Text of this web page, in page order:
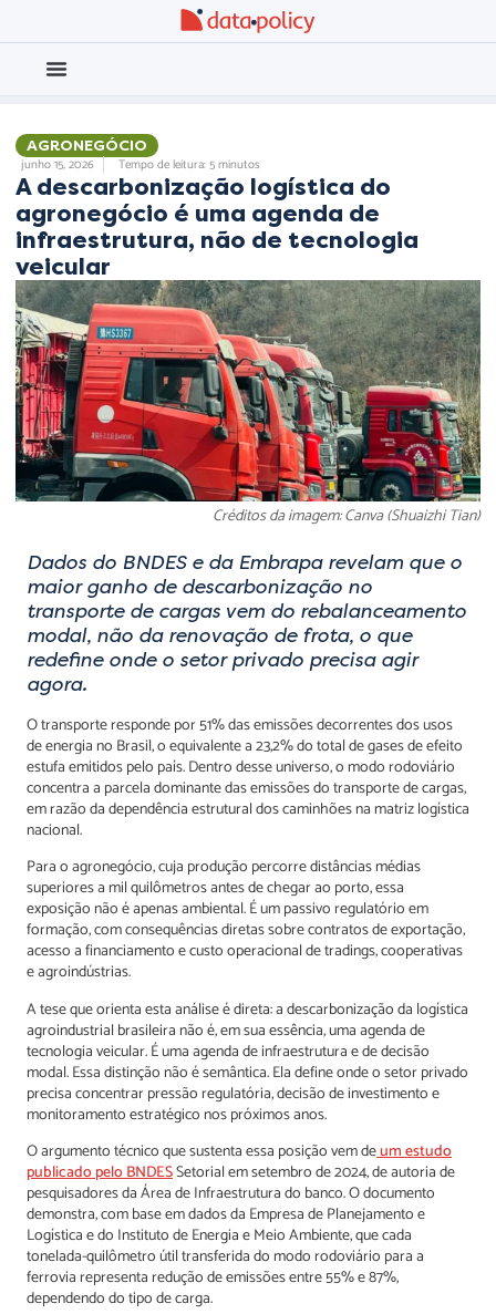
AGRONEGÓCIO
junho 15, 2026 Tempo de leitura: 5 minutos
A descarbonização logística do
agronegócio é uma agenda de
infraestrutura, não de tecnologia
veicular
Créditos da imagem: Canva (Shuaizhi Tian)
Dados do BNDES e da Embrapa revelam que o
maior ganho de descarbonização no
transporte de cargas vem do rebalanceamento
modal, não da renovação de frota, o que
redefine onde o setor privado precisa agir
agora.
O transporte responde por 51% das emissões decorrentes dos usos
de energia no Brasil, o equivalente a 23,2% do total de gases de efeito
estufa emitidos pelo país. Dentro desse universo, o modo rodoviário
concentra a parcela dominante das emissões do transporte de cargas,
em razão da dependência estrutural dos caminhões na matriz logística
nacional.
Para o agronegócio, cuja produção percorre distâncias médias
superiores a mil quilômetros antes de chegar ao porto, essa
exposição não é apenas ambiental. É um passivo regulatório em
formação, com consequências diretas sobre contratos de exportação,
acesso a financiamento e custo operacional de tradings, cooperativas
e agroindústrias.
A tese que orienta esta análise é direta: a descarbonização da logística
agroindustrial brasileira não é, em sua essência, uma agenda de
tecnologia veicular. É uma agenda de infraestrutura e de decisão
modal. Essa distinção não é semântica. Ela define onde o setor privado
precisa concentrar pressão regulatória, decisão de investimento e
monitoramento estratégico nos próximos anos.
O argumento técnico que sustenta essa posição vem deum estudo
publicado pelo BNDESSetorial em setembro de 2024, de autoria de
pesquisadores da Área de Infraestrutura do banco. O documento
demonstra, com base em dados da Empresa de Planejamento e
Logística e do Instituto de Energia e Meio Ambiente, que cada
tonelada-quilômetro útil transferida do modo rodoviário para a
ferrovia representa redução de emissões entre 55% e 87%,
dependendo do tipo de carga.